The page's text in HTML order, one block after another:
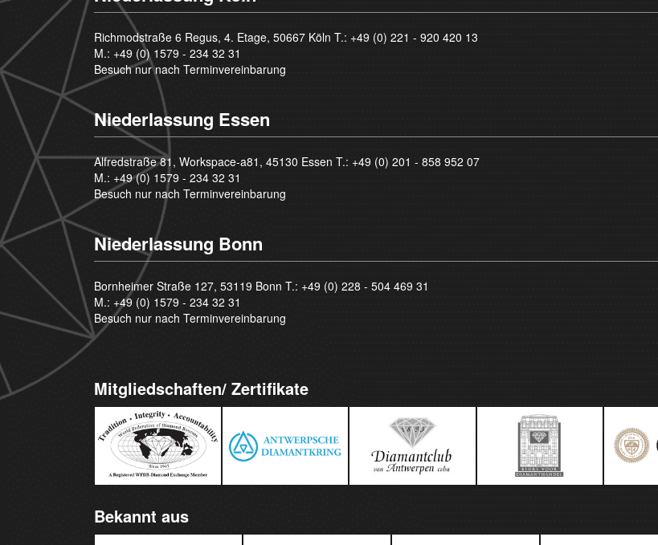
Richmodstraße 6 Regus, 4. Etage, 50667 Köln T.: +49 (0) 221 - 920 420 13
M.: +49 (0) 1579 - 234 32 31
Besuch nur nach Terminvereinbarung
Niederlassung Essen
Alfredstraße 81, Workspace-a81, 45130 Essen T.: +49 (0) 201 - 858 952 07
M.: +49 (0) 1579 - 234 32 31
Besuch nur nach Terminvereinbarung
Niederlassung Bonn
Bornheimer Straße 127, 53119 Bonn T.: +49 (0) 228 - 504 469 31
M.: +49 (0) 1579 - 234 32 31
Besuch nur nach Terminvereinbarung
Mitgliedschaften/ Zertifikate
Bekannt aus